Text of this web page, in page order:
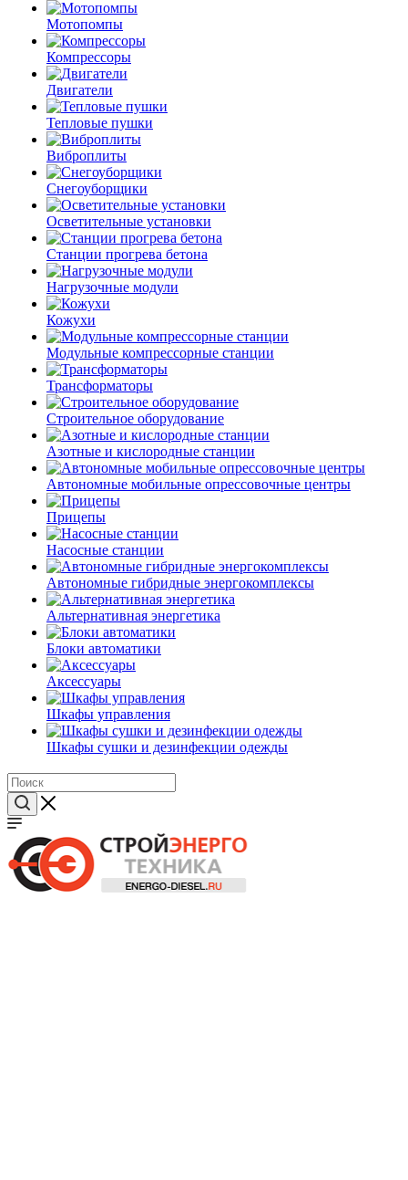
Мотопомпы
Компрессоры
Двигатели
Тепловые пушки
Виброплиты
Снегоуборщики
Осветительные установки
Станции прогрева бетона
Нагрузочные модули
Кожухи
Модульные компрессорные станции
Трансформаторы
Строительное оборудование
Азотные и кислородные станции
Автономные мобильные опрессовочные центры
Прицепы
Насосные станции
Автономные гибридные энергокомплексы
Альтернативная энергетика
Блоки автоматики
Аксессуары
Шкафы управления
Шкафы сушки и дезинфекции одежды